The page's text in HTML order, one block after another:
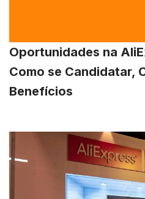
Oportunidades na
Como se Candidatar,
Benefícios